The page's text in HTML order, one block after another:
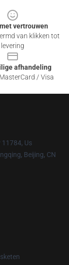
vertrouwen
van klikken tot
levering
afhandeling
/ Visa
11784, Us
Beijing, CN